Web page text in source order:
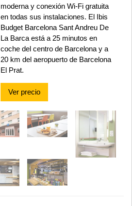
moderna y conexión Wi-Fi gratuita
en todas sus instalaciones. El Ibis
Budget Barcelona Sant Andreu De
La Barca está a 25 minutos en
coche del centro de Barcelona y a
20 km del aeropuerto de Barcelona
El Prat.
Ver precio